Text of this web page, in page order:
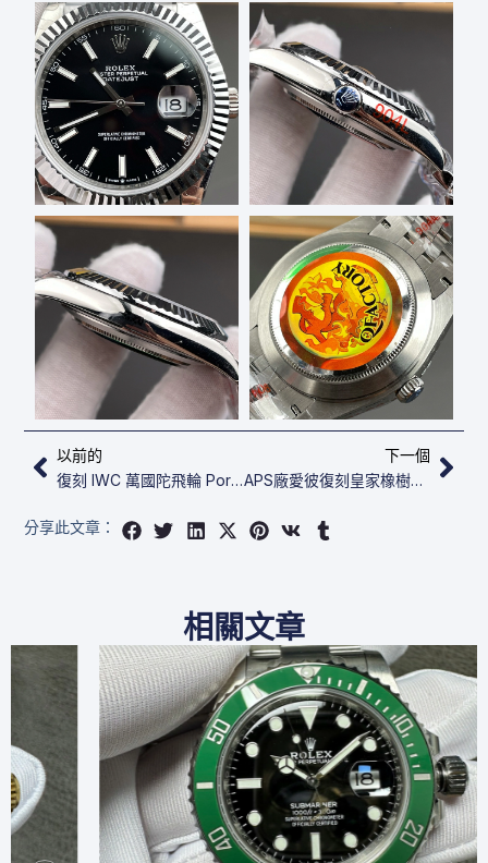
上一頁
以前的
復刻 IWC 萬國陀飛輪 Portuguese Tourbillon IW545901
下一個
APS廠愛彼復刻皇家橡樹萬年曆 26574ST.OO.1220ST.02
下
分享此文章：
相關文章